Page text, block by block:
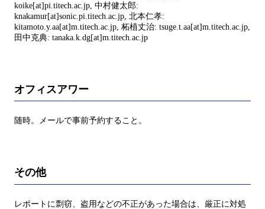
koike[at]pi.titech.ac.jp, 中村健太郎:
knakamur[at]sonic.pi.titech.ac.jp, 北本仁孝:
kitamoto.y.aa[at]m.titech.ac.jp, 柘植丈治: tsuge.t.aa[at]m.titech.ac.jp,
田中克典: tanaka.k.dg[at]m.titech.ac.jp
オフィスアワー
随時。メールで事前予約すること。
その他
レポートに剽窃、盗用などの不正があった場合は、厳正に対処